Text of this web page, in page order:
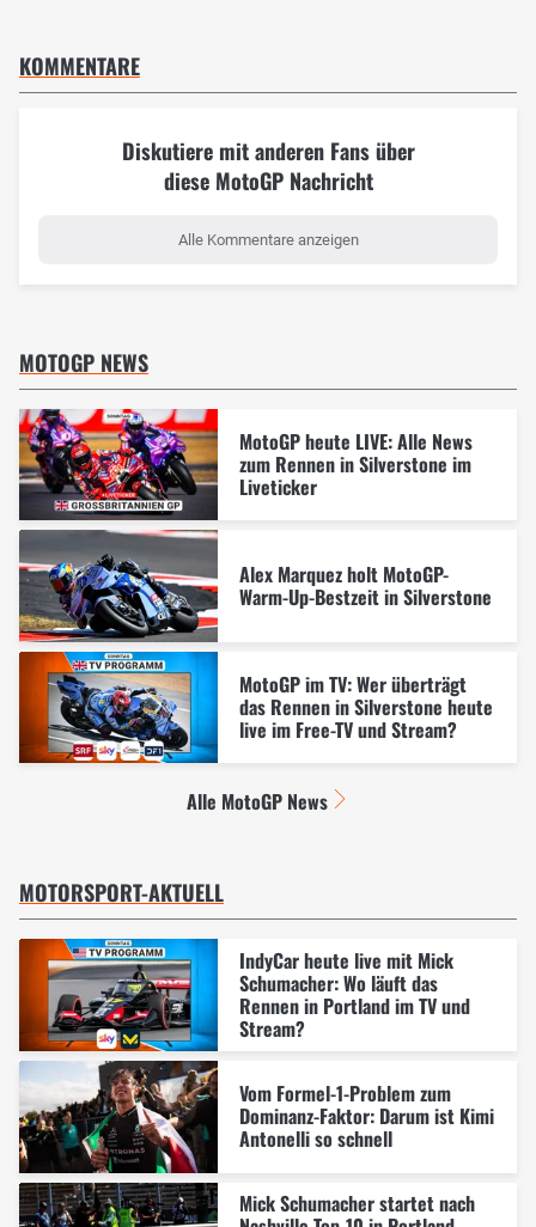
KOMMENTARE
Diskutiere mit anderen Fans über
diese MotoGP Nachricht
Alle Kommentare anzeigen
MOTOGP NEWS
MotoGP heute LIVE: Alle News
zum Rennen in Silverstone im
Liveticker
Alex Marquez holt MotoGP-
Warm-Up-Bestzeit in Silverstone
MotoGP im TV: Wer überträgt
das Rennen in Silverstone heute
live im Free-TV und Stream?
Alle MotoGP News
MOTORSPORT-AKTUELL
IndyCar heute live mit Mick
Schumacher: Wo läuft das
Rennen in Portland im TV und
Stream?
Vom Formel-1-Problem zum
Dominanz-Faktor: Darum ist Kimi
Antonelli so schnell
Mick Schumacher startet nach